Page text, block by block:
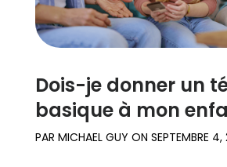
Dois-je donner un
basique à mon
PAR MICHAEL GUY ON SEPTEMBRE